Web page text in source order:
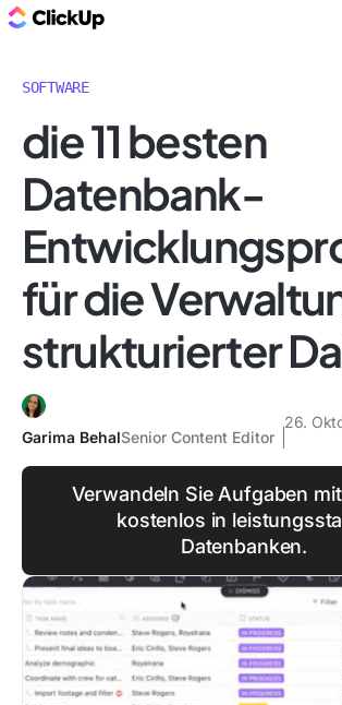
SOFTWARE
die 11 besten
Datenbank-
für die
strukturierter
Garima BehalSenior Content Editor
26.
Verwandeln Sie Aufgaben
kostenlos in
Datenbanken.